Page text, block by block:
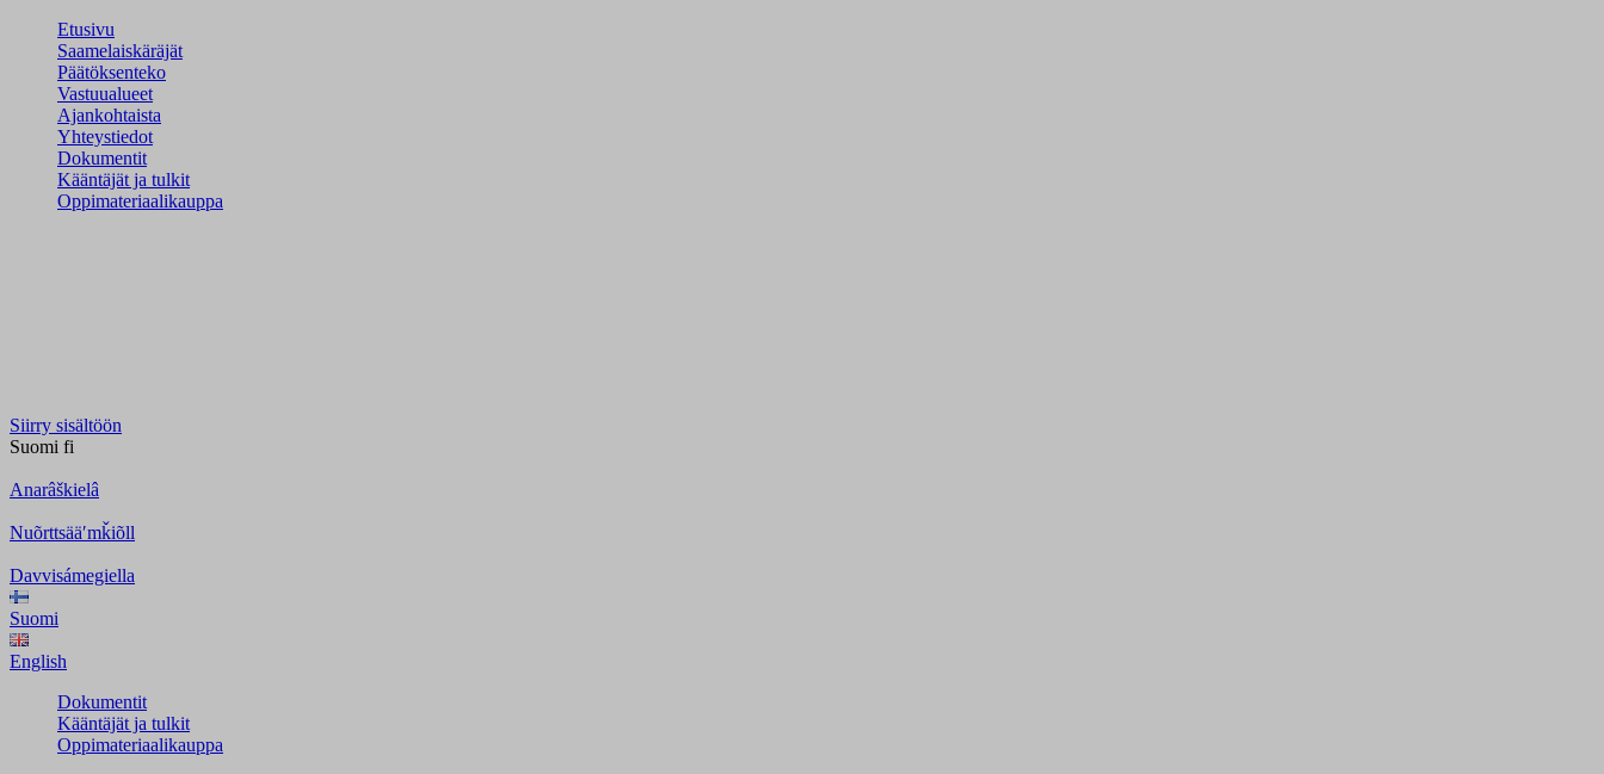
Etusivu
Saamelaiskäräjät
Päätöksenteko
Vastuualueet
Ajankohtaista
Yhteystiedot
Dokumentit
Kääntäjät ja tulkit
Oppimateriaalikauppa
Siirry sisältöön
Suomi fi
Anarâškielâ
Nuõrttsääʹmǩiõll
Davvisámegiella
Suomi
English
Dokumentit
Kääntäjät ja tulkit
Oppimateriaalikauppa